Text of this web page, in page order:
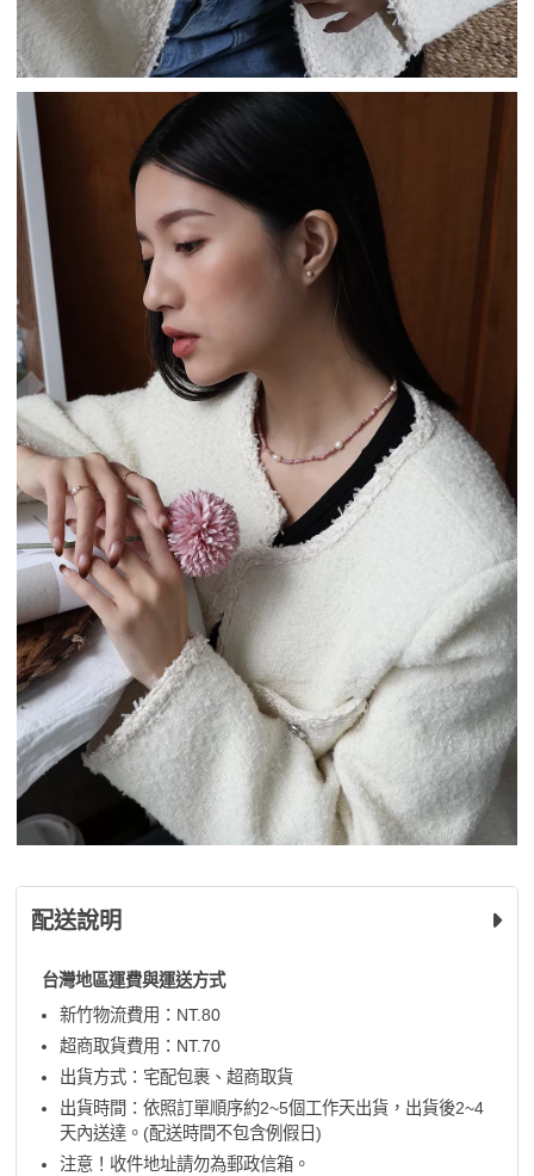
配送說明
台灣地區運費與運送方式
新竹物流費用：NT.80
超商取貨費用：NT.70
出貨方式：宅配包裹、超商取貨
出貨時間：依照訂單順序約2~5個工作天出貨，出貨後2~4
天內送達。(配送時間不包含例假日)
注意！收件地址請勿為郵政信箱。